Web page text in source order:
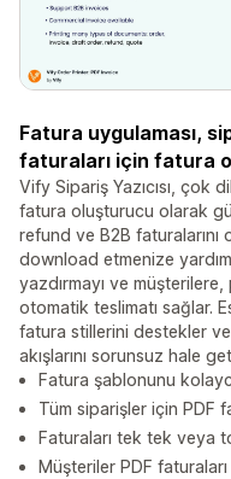
Fatura uygulaması,
faturaları için fatura
Vify Sipariş Yazıcısı, çok
fatura oluşturucu olarak
refund ve B2B faturalarını
download etmenize
yazdırmayı ve
otomatik teslimatı sağlar.
fatura stillerini destekler
akışlarını sorunsuz hale
Fatura şablonunu
Tüm siparişler için PDF
Faturaları tek tek veya
Müşteriler PDF